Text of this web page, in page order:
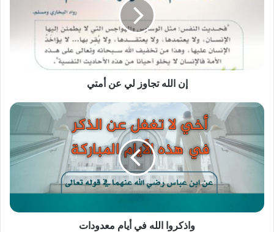
إن الله تجاوز لي عن أمتي
واذكروا
في
أيام
معدودات
واذكروا الله في أيام معدودات